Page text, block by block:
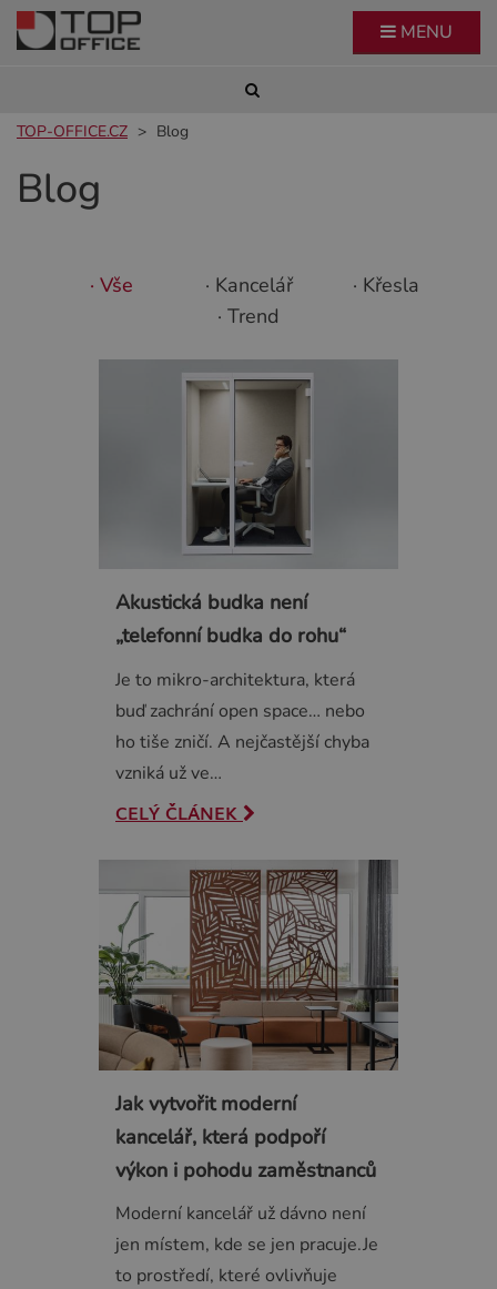
MENU
TOP-OFFICE.CZ Blog
Blog
· Vše · Kancelář
· Křesla
· Trend
Akustická budka není
„telefonní budka do rohu“
Je to mikro-architektura, která
buď zachrání open space… nebo
ho tiše zničí. A nejčastější chyba
vzniká už ve…
CELÝ ČLÁNEK
Jak vytvořit moderní
kancelář, která podpoří
výkon i pohodu zaměstnanců
Moderní kancelář už dávno není
jen místem, kde se jen pracuje.Je
to prostředí, které ovlivňuje